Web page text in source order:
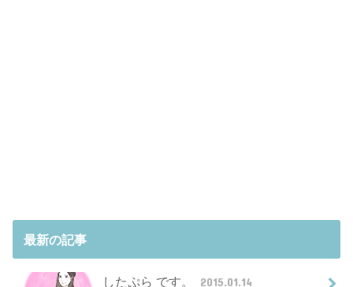
最新の記事
したぷら です。 2015.01.14